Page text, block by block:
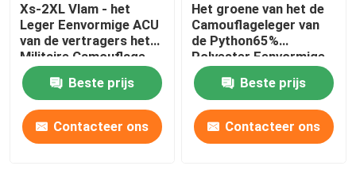
Xs-2XL Vlam - het
Leger Eenvormige ACU
van de vertragers het
Militaire Camouflage
Eenvormige Leger van
de Pythonwoestijn
Beste prijs
Contacteer ons
Het groene van het de
Camouflageleger van
de Python65%
Polyester Eenvormige
Anti UV Militaire
Eenvormige Gevecht
Beste prijs
Contacteer ons